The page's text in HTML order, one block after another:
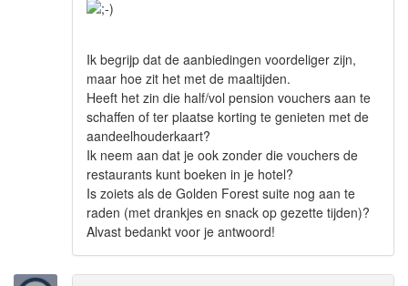
Ik begrijp dat de aanbiedingen voordeliger zijn,
maar hoe zit het met de maaltijden.
Heeft het zin die half/vol pension vouchers aan te
schaffen of ter plaatse korting te genieten met de
aandeelhouderkaart?
Ik neem aan dat je ook zonder die vouchers de
restaurants kunt boeken in je hotel?
Is zoiets als de Golden Forest suite nog aan te
raden (met drankjes en snack op gezette tijden)?
Alvast bedankt voor je antwoord!